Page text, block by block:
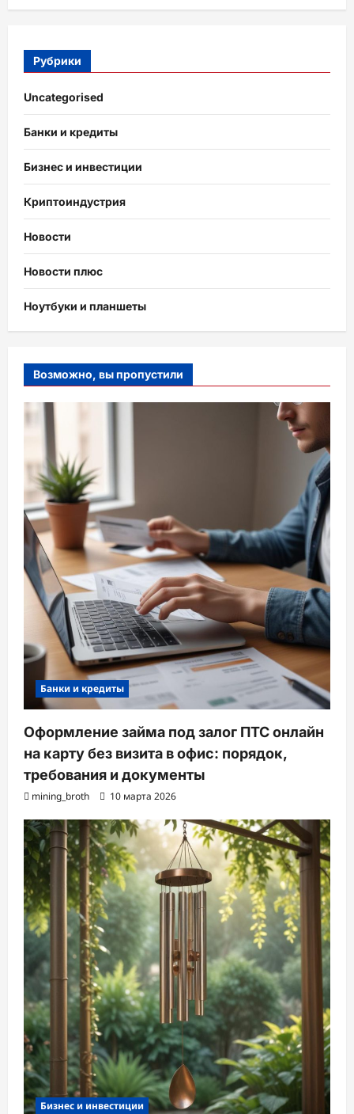
Рубрики
Uncategorised
Банки и кредиты
Бизнес и инвестиции
Криптоиндустрия
Новости
Новости плюс
Ноутбуки и планшеты
Возможно, вы пропустили
Банки и кредиты
Оформление займа под залог ПТС онлайн
на карту без визита в офис: порядок,
требования и документы
mining_broth 10 марта 2026
Бизнес и инвестиции